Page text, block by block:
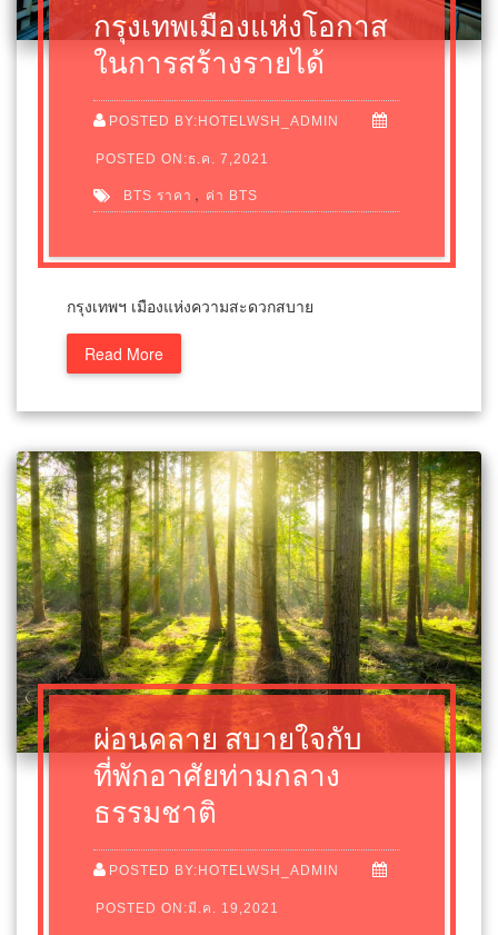
กรุงเทพเมืองแห่งโอกาส
ในการสร้างรายได้
POSTED BY:HOTELWSH_ADMIN
POSTED ON:ธ.ค. 7,2021
BTS ราคา , ค่า BTS
กรุงเทพฯ เมืองแห่งความสะดวกสบาย
Read More
ผ่อนคลาย สบายใจกับ
ที่พักอาศัยท่ามกลาง
ธรรมชาติ
POSTED BY:HOTELWSH_ADMIN
POSTED ON:มี.ค. 19,2021